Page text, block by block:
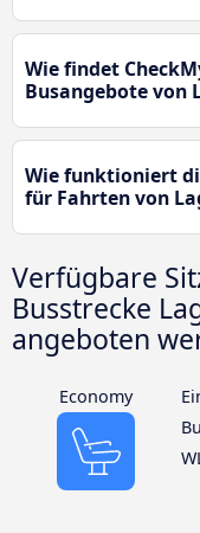
Wie findet
Busangebote von
Wie funktioniert
für Fahrten von
Verfügbare
Busstrecke
angeboten
Economy